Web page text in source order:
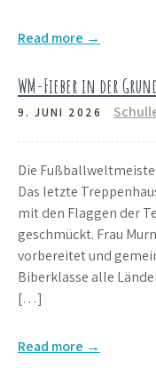
Read more →
WM-Fieber in der
9. JUNI 2026
Die
Das letzte
mit den Flaggen der
geschmückt. Frau
vorbereitet und
Biberklasse alle
[…]
Read more →